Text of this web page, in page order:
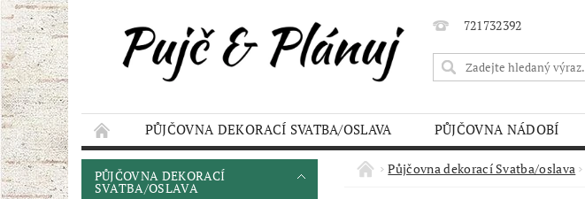
721732392
PŮJČOVNA DEKORACÍ SVATBA/OSLAVA PŮJČOVNA NÁDOBÍ
KONTAKT
AKCE OBCHODNÍ PODMÍNKY
PŮJČOVNA DEKORACÍ
SVATBA/OSLAVA
Půjčovna dekorací Svatba/oslava